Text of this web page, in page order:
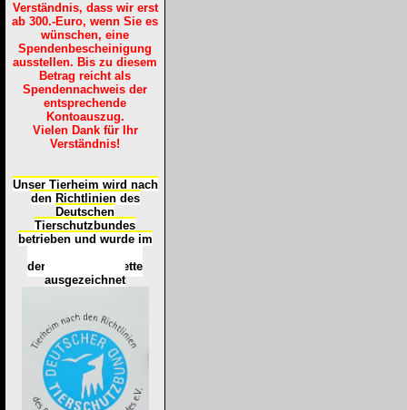
Verständnis, dass wir erst
ab 300.-Euro, wenn Sie es
wünschen, eine
Spendenbescheinigung
ausstellen. Bis zu diesem
Betrag reicht als
Spendennachweis der
entsprechende
Kontoauszug.
Vielen Dank für Ihr
Verständnis!
Unser Tierheim wird nach
den Richtlinien des
Deutschen
Tierschutzbundes
betrieben und wurde im
der
Tierheimplakette
ausgezeichnet